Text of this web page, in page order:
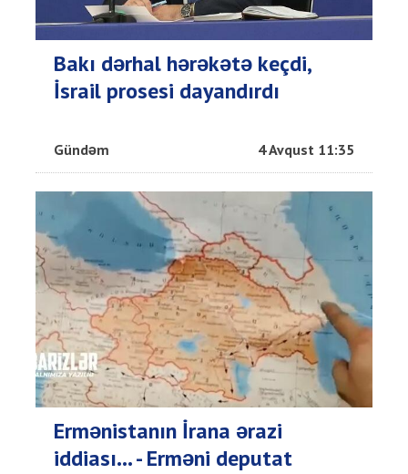
Bakı dərhal hərəkətə keçdi,
İsrail prosesi dayandırdı
Gündəm 4 Avqust 11:35
Ermənistanın İrana ərazi
iddiası... - Erməni deputat